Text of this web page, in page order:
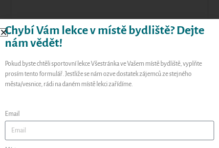
Uložit do prohlížeče jméno, e-mail a webovou stránku pro
Chybí Vám lekce v místě bydliště? Dejte
nám vědět!
Pokud byste chtěli sportovní lekce Všestránka ve Vašem místě bydliště, vyplňte
prosím tento formulář. Jestliže se nám ozve dostatek zájemců ze stejného
města/vesnice, rádi na daném místě lekci zařídíme.
Email